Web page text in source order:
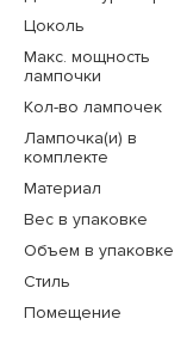
Цоколь
Макс. мощность
лампочки
Кол-во лампочек
Лампочка(и) в
комплекте
Материал
Вес в упаковке
Объем в упаковке
Стиль
Помещение